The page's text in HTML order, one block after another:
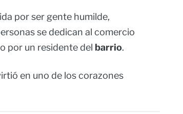
por ser gente humilde,
se dedican al comercio
por un residente del barrio.
en uno de los corazones